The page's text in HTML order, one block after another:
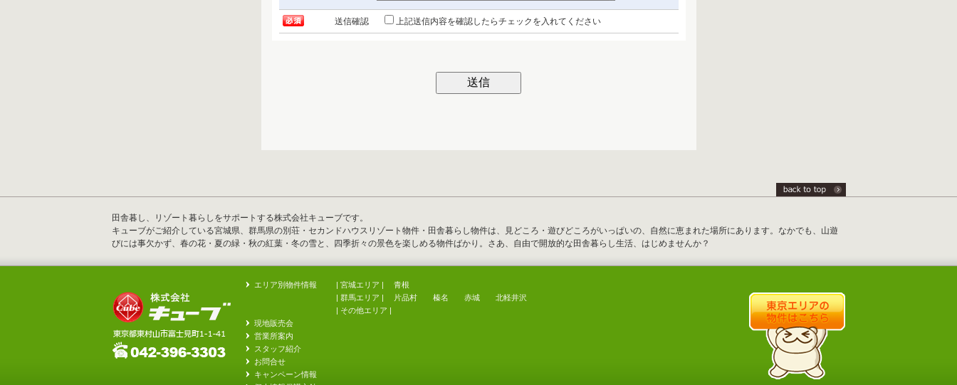
送信確認 上記送信内容を確認したらチェックを入れてください
田舎暮し、リゾート暮らしをサポートする株式会社キューブです。
キューブがご紹介している宮城県、群馬県の別荘・セカンドハウスリゾート物件・田舎暮らし物件は、見どころ・遊びどころがいっぱいの、自然に恵まれた場所にあります。なかでも、山遊
びには事欠かず、春の花・夏の緑・秋の紅葉・冬の雪と、四季折々の景色を楽しめる物件ばかり。さあ、自由で開放的な田舎暮らし生活、はじめませんか？
エリア別物件情報 | 宮城エリア | 青根
| 群馬エリア |
片品村 榛名 赤城
北軽井沢
| その他エリア |
現地販売会
営業所案内
スタッフ紹介
お問合せ
キャンペーン情報